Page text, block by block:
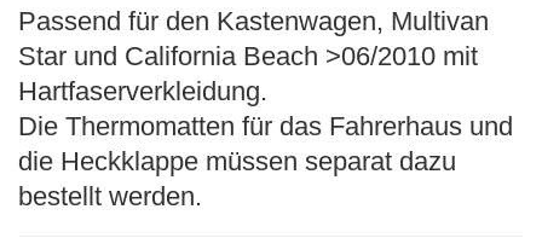
Passend für den Kastenwagen, Multivan
Star und California Beach >06/2010 mit
Hartfaserverkleidung.
Die Thermomatten für das Fahrerhaus und
die Heckklappe müssen separat dazu
bestellt werden.